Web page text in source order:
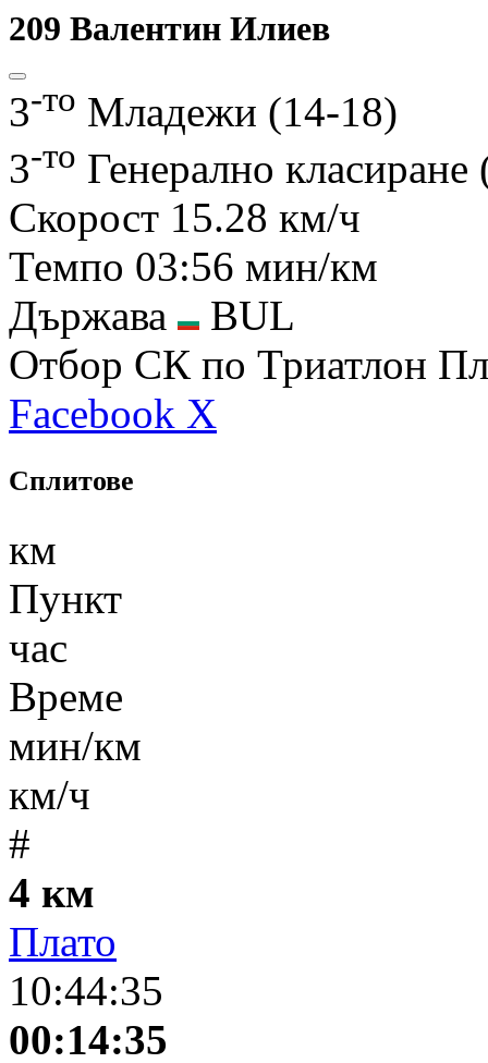
209 Валентин Илиев
3-то Младежи (14-18)
3-то Генерално
Скорост 15.28 км/ч
Темпо 03:56 мин/км
Държава
BUL
Отбор СК по Триатлон
Facebook X
Сплитове
км
Пункт
час
Време
мин/км
км/ч
#
4 км
Плато
10:44:35
00:14:35